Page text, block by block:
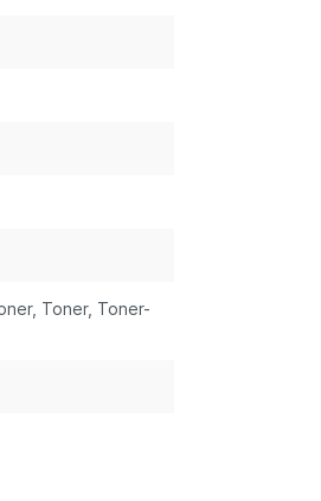
, Toner, Toner-